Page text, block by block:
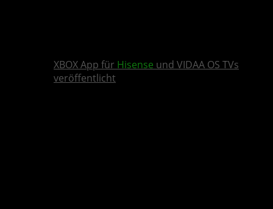
XBOX App für Hisense und VIDAA OS TVs
veröffentlicht